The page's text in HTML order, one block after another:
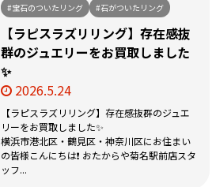
#宝石のついたリング
#石がついたリング
【ラピスラズリリング】存在感抜
群のジュエリーをお買取しました
✨
2026.5.24
【ラピスラズリリング】存在感抜群のジュエ
リーをお買取しました✨
横浜市港北区・鶴見区・神奈川区にお住まい
の皆様こんにちは❗️ おたからや菊名駅前店スタ
ッフ...